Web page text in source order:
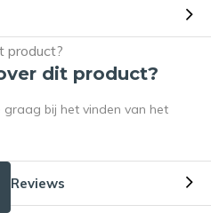
dit product?
bij het vinden van het
Reviews